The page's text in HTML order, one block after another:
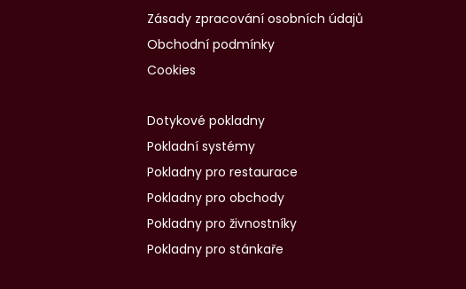
Zásady zpracování osobních údajů
Obchodní podmínky
Cookies
Dotykové pokladny
Pokladní systémy
Pokladny pro restaurace
Pokladny pro obchody
Pokladny pro živnostníky
Pokladny pro stánkaře